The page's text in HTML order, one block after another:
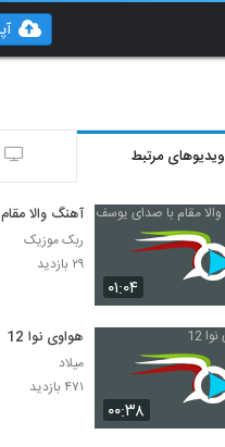
ویدیوهای مرتبط
۰۱:۰۴
آهنگ والا
ربک موزیک
۲۹ بازدید
۰۰:۳۸
هواوی نوا 12
میلاد
۴۷۱ بازدید